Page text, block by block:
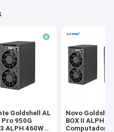
Goldshell AL
Pro 950G
ALPH 460W
Novo
BOX II ALPH
Computador